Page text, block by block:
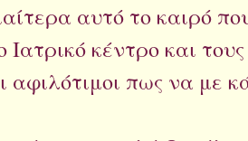
αυτό το καιρό
κέντρο και τους
αφιλότιμοι πως να με